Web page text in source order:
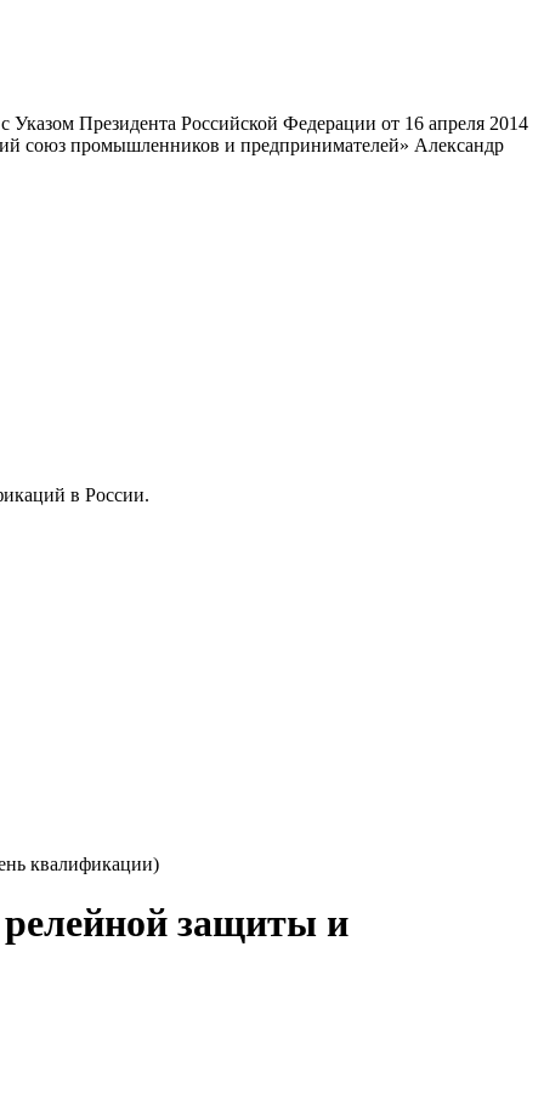
Президента Российской Федерации от 16 апреля 2014
союз промышленников и предпринимателей» Александр
в России.
квалификации)
защиты и